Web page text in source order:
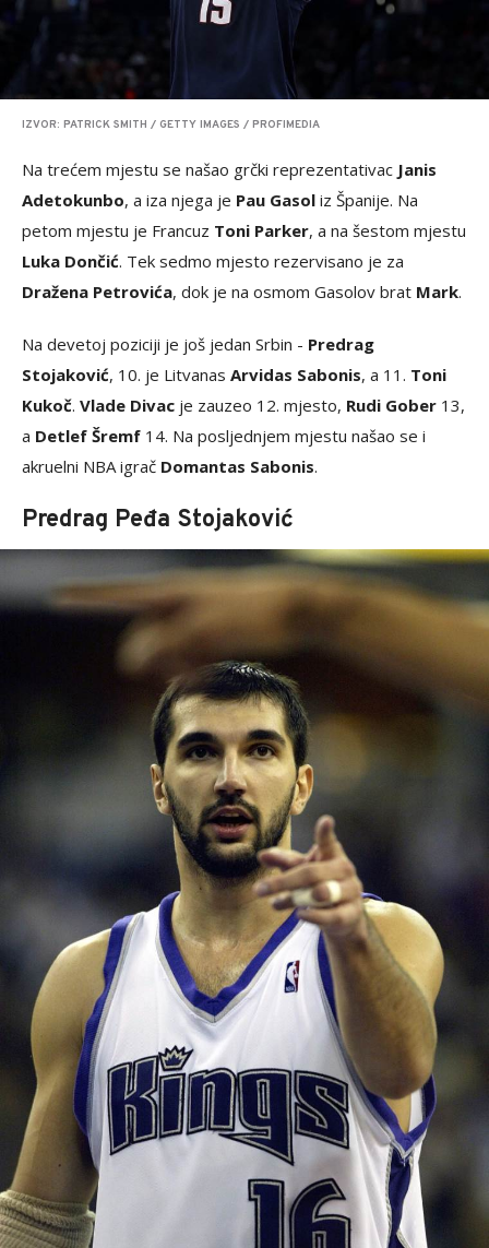
IZVOR: PATRICK SMITH / GETTY IMAGES / PROFIMEDIA
Na trećem mjestu se našao grčki reprezentativac Janis
Adetokunbo, a iza njega je Pau Gasol iz Španije. Na
petom mjestu je Francuz Toni Parker, a na šestom mjestu
Luka Dončić. Tek sedmo mjesto rezervisano je za
Dražena Petrovića, dok je na osmom Gasolov brat Mark.
Na devetoj poziciji je još jedan Srbin - Predrag
Stojaković, 10. je Litvanas Arvidas Sabonis, a 11. Toni
Kukoč. Vlade Divac je zauzeo 12. mjesto, Rudi Gober 13,
a Detlef Šremf 14. Na posljednjem mjestu našao se i
akruelni NBA igrač Domantas Sabonis.
Predrag Peđa Stojaković